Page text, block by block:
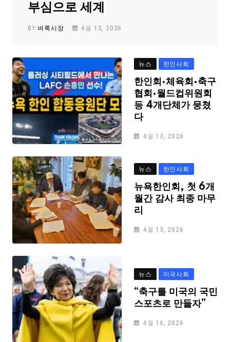
부심으로 세계
BY 벼룩시장 4월 13, 2026
뉴스 한인사회
한인회·체육회·축구
협회·월드컵위원회
등 4개단체가 뭉쳤
다
4월 13, 2026
뉴스 한인사회
뉴욕한인회, 첫 6개
월간 감사 최종 마무
리
4월 13, 2026
뉴스 미국사회
“축구를 미국의 국민
스포츠로 만들자”
4월 16, 2026